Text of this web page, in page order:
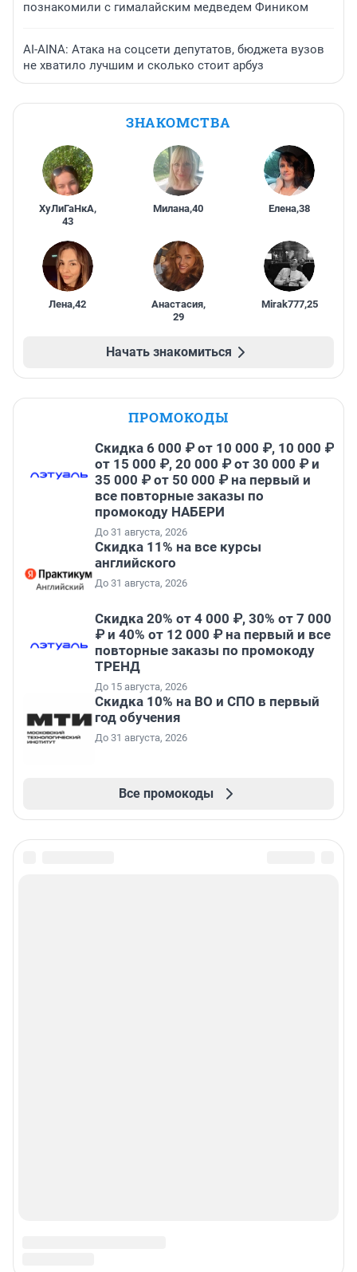
познакомили с гималайским медведем Фиником
AI-AINA: Атака на соцсети депутатов, бюджета вузов
не хватило лучшим и сколько стоит арбуз
ЗНАКОМСТВА
ХуЛиГаНкА,
43
Милана,40 Елена,38
Лена,42 Анастасия,
29
Mirak777,25
Начать знакомиться
ПРОМОКОДЫ
Скидка 6 000 ₽ от 10 000 ₽, 10 000 ₽
от 15 000 ₽, 20 000 ₽ от 30 000 ₽ и
35 000 ₽ от 50 000 ₽ на первый и
все повторные заказы по
промокоду НАБЕРИ
До 31 августа, 2026
Скидка 11% на все курсы
английского
До 31 августа, 2026
Скидка 20% от 4 000 ₽, 30% от 7 000
₽ и 40% от 12 000 ₽ на первый и все
повторные заказы по промокоду
ТРЕНД
До 15 августа, 2026
Скидка 10% на ВО и СПО в первый
год обучения
До 31 августа, 2026
Все промокоды